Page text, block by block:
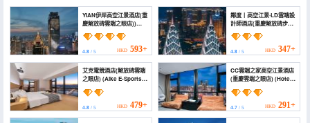
YIAN伊岸高空江景酒店(重
慶解放碑雲端之眼店))
(Yianhotel)
4.8 / 5 HKD 593+
鄰度丨高空江景·LD雲端設
計師酒店(重慶解放碑步行
街洪崖洞店) (Chongqing
Lingdu Gaokong
Jiangjing Hotel
(Monument to the
people's Liberation
Hongyadong Store))
4.8/ 5 HKD 347+
艾克電競酒店(解放碑雲端
之眼店) (Aike E-Sports
Hotel (Jiefangbei Cloud
Eye))
4.8 / 5 HKD 479+
CC雲端之家高空江景酒店
(重慶雲端之眼店) (Hotel
Chez Cloud)
4.7/ 5 HKD 291+